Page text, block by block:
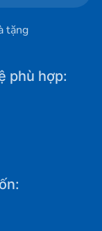
tặng
phù hợp: